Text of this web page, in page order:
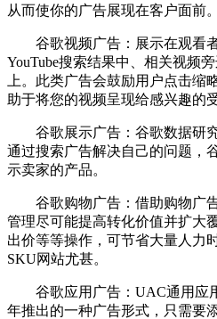
从而使你的广告展现在客户面前。
谷歌视频广告：展示在观看
YouTube搜索结果中、相关视频
上。此类广告会鼓励用户点击缩
助于将您的视频呈现给感兴趣的
谷歌展示广告：谷歌数据研究
通过搜索广告解决自己的问题，
示卖家的产品。
谷歌购物广告：借助购物广告
管理尽可能提高转化价值并扩大
出价等等操作，可节省大量人力
SKU网站尤甚。
谷歌应用广告：UAC通用应
年推出的一种广告形式，只需要